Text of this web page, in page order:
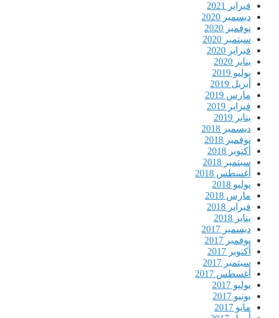
فبراير 2021
ديسمبر 2020
نوفمبر 2020
سبتمبر 2020
فبراير 2020
يناير 2020
يوليو 2019
أبريل 2019
مارس 2019
فبراير 2019
يناير 2019
ديسمبر 2018
نوفمبر 2018
أكتوبر 2018
سبتمبر 2018
أغسطس 2018
يوليو 2018
مارس 2018
فبراير 2018
يناير 2018
ديسمبر 2017
نوفمبر 2017
أكتوبر 2017
سبتمبر 2017
أغسطس 2017
يوليو 2017
يونيو 2017
مايو 2017